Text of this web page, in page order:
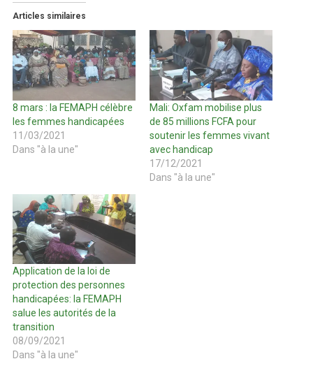
Articles similaires
8 mars : la FEMAPH célèbre
les femmes handicapées
11/03/2021
Dans "à la une"
Mali: Oxfam mobilise plus
de 85 millions FCFA pour
soutenir les femmes vivant
avec handicap
17/12/2021
Dans "à la une"
Application de la loi de
protection des personnes
handicapées: la FEMAPH
salue les autorités de la
transition
08/09/2021
Dans "à la une"